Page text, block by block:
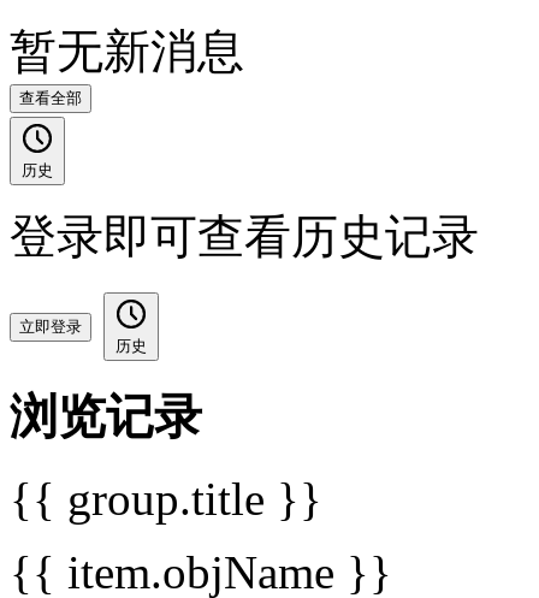
暂无新消息
查看全部
历史
登录即可查看历史记录
立即登录
历史
浏览记录
{{ group.title }}
{{ item.objName }}